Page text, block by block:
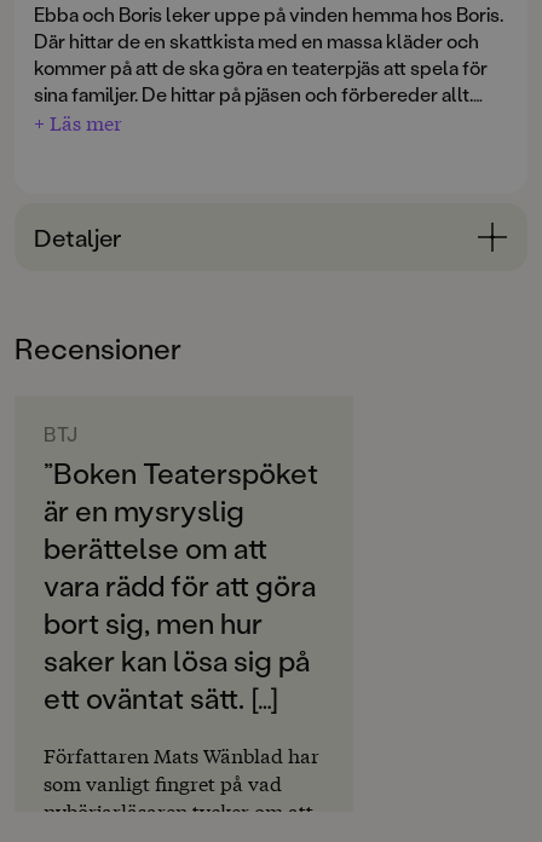
Ebba och Boris leker uppe på vinden hemma hos Boris.
Där hittar de en skattkista med en massa kläder och
kommer på att de ska göra en teaterpjäs att spela för
sina familjer. De hittar på pjäsen och förbereder allt.
Det enda som är svårt att bestämma är vem som ska
SerienFamiljen Monstersson
kategorin lättläst och älskas av såväl läsare och
Familjen Monstersson
med lättlästa böcker för de allra yngsta
färgbilder.
+ Läs mer
Detaljer
6-9
Svenska
SPRÅK
Svenska
SERIE
Lättläst
PUBLICERINGSDATUM
2019-05-17
Produktdetaljer
ISBN
Recensioner
BTJ
”Boken Teaterspöket
är en mysryslig
berättelse om att
vara rädd för att göra
bort sig, men hur
saker kan lösa sig på
ett oväntat sätt. […]
Författaren Mats Wänblad har
som vanligt fingret på vad
nybörjarläsaren tycker om att